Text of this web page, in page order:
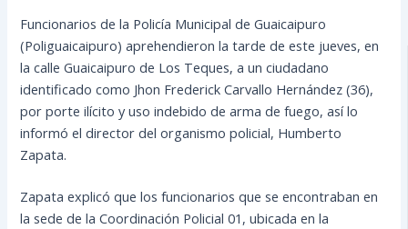
Funcionarios de la Policía Municipal de Guaicaipuro
(Poliguaicaipuro) aprehendieron la tarde de este jueves, en
la calle Guaicaipuro de Los Teques, a un ciudadano
identificado como Jhon Frederick Carvallo Hernández (36),
por porte ilícito y uso indebido de arma de fuego, así lo
informó el director del organismo policial, Humberto
Zapata.
Zapata explicó que los funcionarios que seencontraban en
la sede de la Coordinación Policial 01, ubicada en la